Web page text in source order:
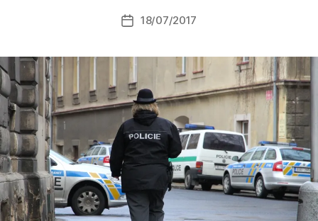
Autor
příspěvku
a
o
Datum
18/07/2017